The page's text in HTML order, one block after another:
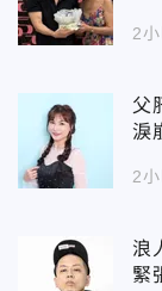
2
父
淚
2
浪
緊